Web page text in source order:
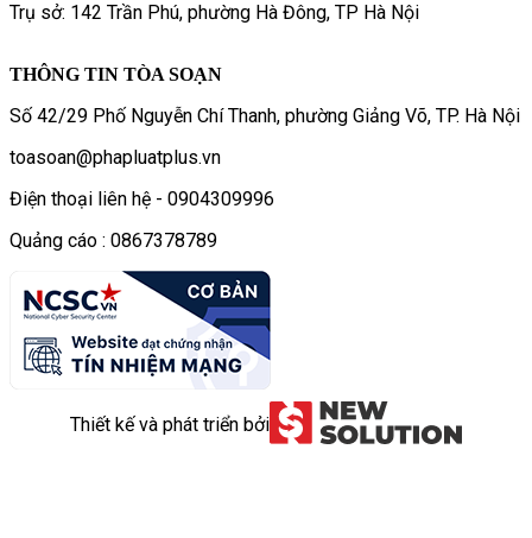
Trụ sở: 142 Trần Phú, phường Hà Đông, TP Hà Nội
THÔNG TIN TÒA SOẠN
Số 42/29 Phố Nguyễn Chí Thanh, phường Giảng Võ, TP. Hà Nội
toasoan@phapluatplus.vn
Điện thoại liên hệ - 0904309996
Quảng cáo : 0867378789
Thiết kế và phát triển bởi